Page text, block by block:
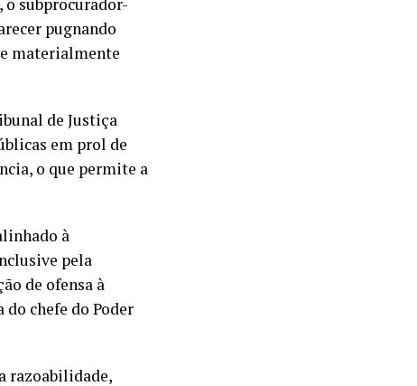
pugnando
materialmente
de Justiça
em prol de
o que permite a
à
pela
de ofensa à
chefe do Poder
razoabilidade,